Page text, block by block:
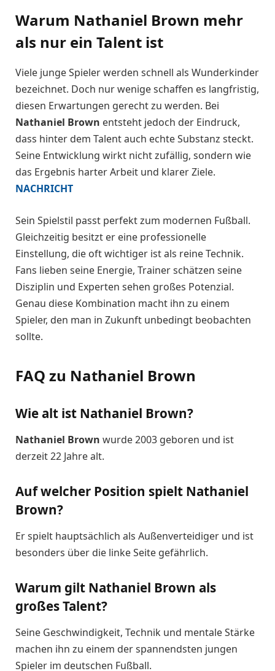
Warum Nathaniel Brown mehr
als nur ein Talent ist
Viele junge Spieler werden schnell als Wunderkinder
bezeichnet. Doch nur wenige schaffen es langfristig,
diesen Erwartungen gerecht zu werden. Bei
Nathaniel Brown entsteht jedoch der Eindruck,
dass hinter dem Talent auch echte Substanz steckt.
Seine Entwicklung wirkt nicht zufällig, sondern wie
das Ergebnis harter Arbeit und klarer Ziele.
NACHRICHT
Sein Spielstil passt perfekt zum modernen Fußball.
Gleichzeitig besitzt er eine professionelle
Einstellung, die oft wichtiger ist als reine Technik.
Fans lieben seine Energie, Trainer schätzen seine
Disziplin und Experten sehen großes Potenzial.
Genau diese Kombination macht ihn zu einem
Spieler, den man in Zukunft unbedingt beobachten
sollte.
FAQ zu Nathaniel Brown
Wie alt ist Nathaniel Brown?
Nathaniel Brown wurde 2003 geboren und ist
derzeit 22 Jahre alt.
Auf welcher Position spielt Nathaniel
Brown?
Er spielt hauptsächlich als Außenverteidiger und ist
besonders über die linke Seite gefährlich.
Warum gilt Nathaniel Brown als
großes Talent?
Seine Geschwindigkeit, Technik und mentale Stärke
machen ihn zu einem der spannendsten jungen
Spieler im deutschen Fußball.